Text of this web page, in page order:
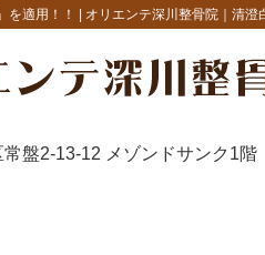
を適用！！ | オリエンテ深川整骨院｜清澄
盤2-13-12 メゾンドサンク1階